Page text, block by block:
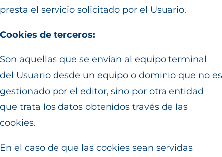
presta el servicio solicitado por el Usuario.
Cookies de terceros:
Son aquellas que se envían al equipo terminal
del Usuario desde un equipo o dominio que no es
gestionado por el editor, sino por otra entidad
que trata los datos obtenidos través de las
cookies.
En el caso de que las cookies sean servidas